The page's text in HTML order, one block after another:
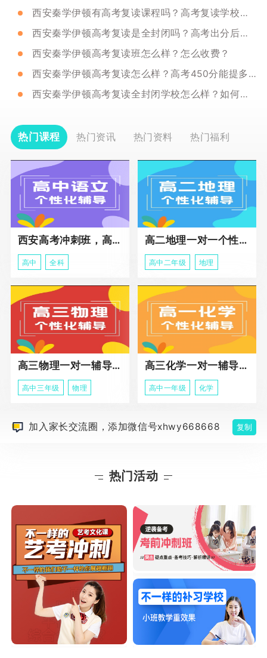
西安秦学伊顿有高考复读课程吗？高考复读学校选择攻略
西安秦学伊顿高考复读是全封闭吗？高考出分后需要重点关注哪些事情？
西安秦学伊顿高考复读班怎么样？怎么收费？
西安秦学伊顿高考复读怎么样？高考450分能提多少分？
西安秦学伊顿高考复读全封闭学校怎么样？如何判断自己是否适合复读？
热门课程 热门资讯 热门资料 热门福利
西安高考冲刺班，高三全科辅导
高中 全科
高二地理一对一个性化冲刺辅导课程
高中二年级 地理
高三物理一对一辅导课程
高中三年级 物理
高三化学一对一辅导课程
高中一年级 化学
加入家长交流圈，添加微信号xhwy668668 复制
热门活动